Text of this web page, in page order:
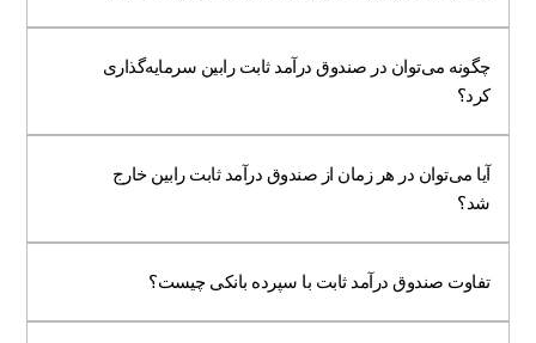
چگونه می‌توان در صندوق درآمد ثابت رابین سرمایه‌گذاری
کرد؟
آیا می‌توان در هر زمان از صندوق درآمد ثابت رابین خارج
شد؟
تفاوت صندوق درآمد ثابت با سپرده بانکی چیست؟